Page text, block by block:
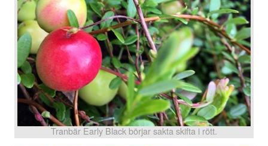
Tranbär Early Black börjar sakta skifta i rött.